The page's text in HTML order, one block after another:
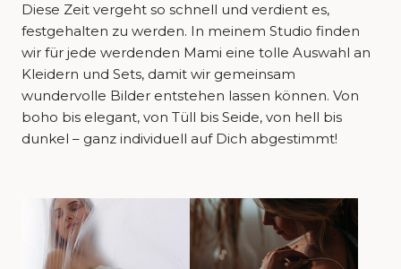
Diese Zeit vergeht so schnell und verdient es,
festgehalten zu werden. In meinem Studio finden
wir für jede werdenden Mami eine tolle Auswahl an
Kleidern und Sets, damit wir gemeinsam
wundervolle Bilder entstehen lassen können. Von
boho bis elegant, von Tüll bis Seide, von hell bis
dunkel – ganz individuell auf Dich abgestimmt!